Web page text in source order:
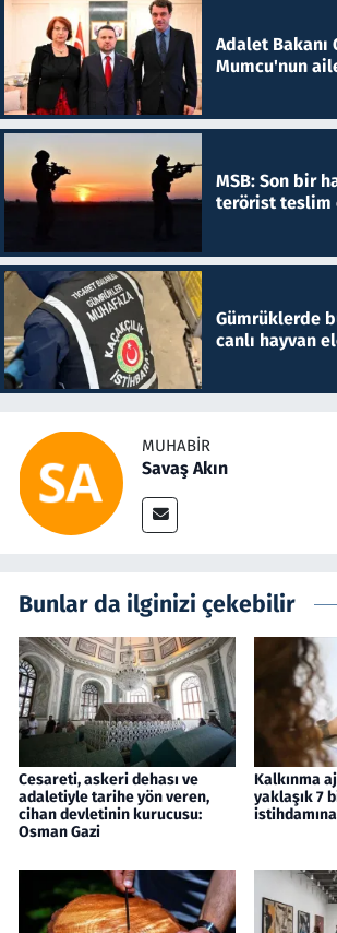
Adalet Bakanı
Mumcu'nun
MSB: Son bir
terörist teslim
Gümrüklerde
canlı hayvan
MUHABIR
Savaş Akın
Bunlar da ilginizi çekebilir
Cesareti, askeri dehası ve
adaletiyle tarihe yön veren,
cihan devletinin kurucusu:
Osman Gazi
Kalkınma
yaklaşık 7